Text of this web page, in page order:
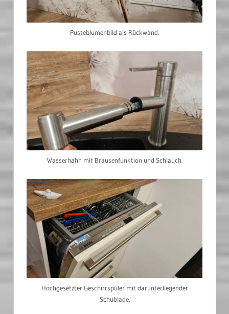
Pusteblumenbild als Rückwand.
Wasserhahn mit Brausenfunktion und Schlauch.
Hochgesetzter Geschirrspüler mit darunterliegender
Schublade.